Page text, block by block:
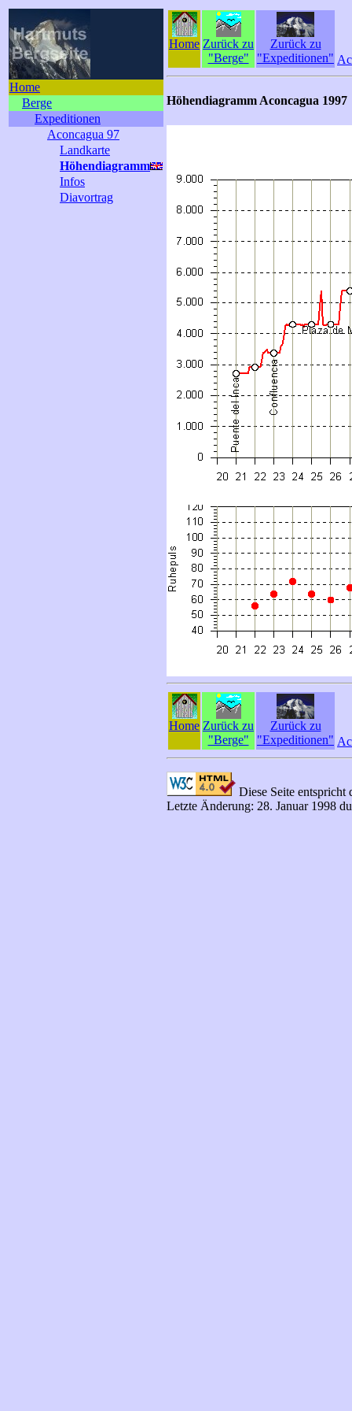
Home
Berge
Expeditionen
Aconcagua 97
Landkarte
Höhendiagramm
Infos
Diavortrag
Home Zurück zu
"Berge"
Zurück zu
"Expeditionen"
Höhendiagramm Aconcagua 1997
Home Zurück zu
"Berge"
Zurück zu
"Expeditionen"
Diese Seite
Letzte Änderung: 28. Januar 1998